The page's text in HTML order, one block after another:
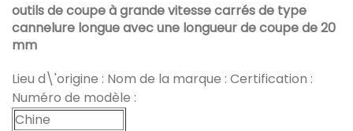
outils de coupe à grande vitesse carrés de type
cannelure longue avec une longueur de coupe de 20
mm
Lieu d\'origine : Nom de la marque : Certification :
Numéro de modèle :
Chine